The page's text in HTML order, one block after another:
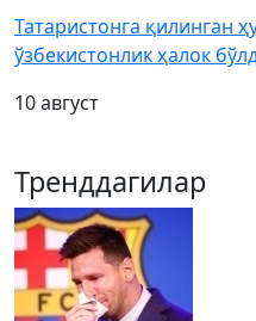
Татаристонга қилинган
ўзбекистонлик ҳалок
10 август
Тренддагилар